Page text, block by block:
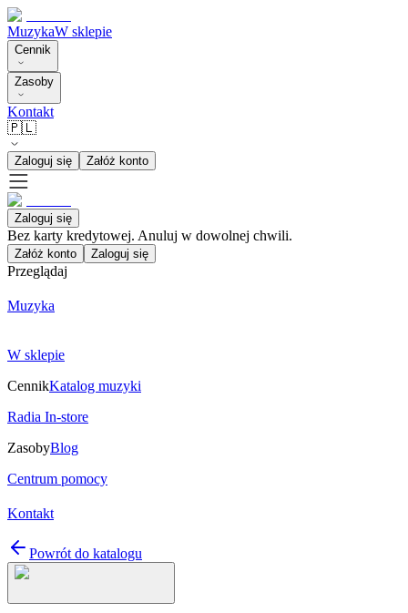
MuzykaW sklepie
Cennik
Zasoby
Kontakt
🇵🇱
Zaloguj się Załóż konto
Zaloguj się
Bez karty kredytowej. Anuluj w dowolnej chwili.
Załóż konto Zaloguj się
Przeglądaj
Muzyka
W sklepie
CennikKatalog muzyki
Radia In-store
ZasobyBlog
Centrum pomocy
Kontakt
Powrót do katalogu